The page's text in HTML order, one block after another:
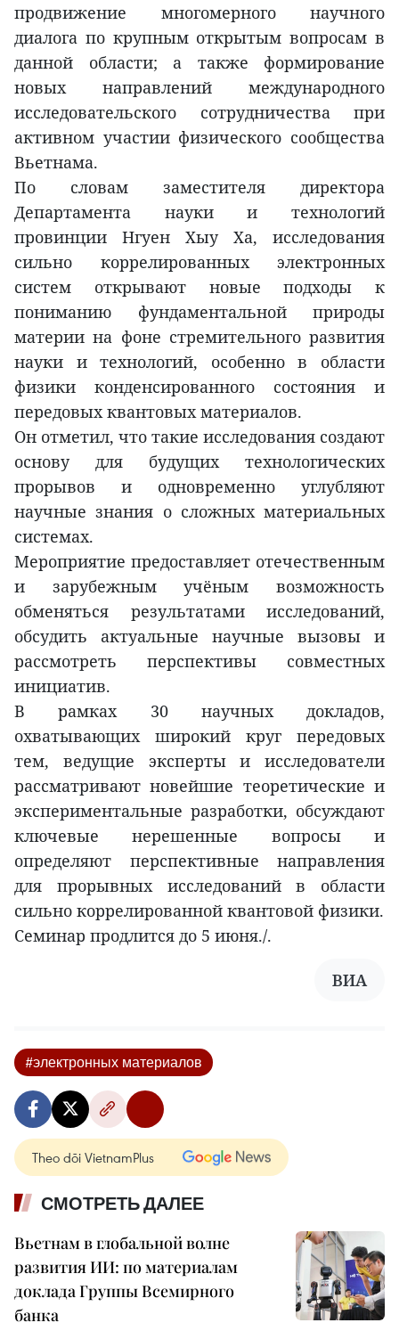
продвижение многомерного научного
диалога по крупным открытым вопросам в
данной области; а также формирование
новых направлений международного
исследовательского сотрудничества при
активном участии физического сообщества
Вьетнама.
По словам заместителя директора
Департамента науки и технологий
провинции Нгуен Хыу Ха, исследования
сильно коррелированных электронных
систем открывают новые подходы к
пониманию фундаментальной природы
материи на фоне стремительного развития
науки и технологий, особенно в области
физики конденсированного состояния и
передовых квантовых материалов.
Он отметил, что такие исследования создают
основу для будущих технологических
прорывов и одновременно углубляют
научные знания о сложных материальных
системах.
Мероприятие предоставляет отечественным
и зарубежным учёным возможность
обменяться результатами исследований,
обсудить актуальные научные вызовы и
рассмотреть перспективы совместных
инициатив.
В рамках 30 научных докладов,
охватывающих широкий круг передовых
тем, ведущие эксперты и исследователи
рассматривают новейшие теоретические и
экспериментальные разработки, обсуждают
ключевые нерешенные вопросы и
определяют перспективные направления
для прорывных исследований в области
сильно коррелированной квантовой физики.
Семинар продлится до 5 июня./.
ВИА
#электронных материалов
Theo dõi VietnamPlus
СМОТРЕТЬ ДАЛЕЕ
Вьетнам в глобальной волне
развития ИИ: по материалам
доклада Группы Всемирного
банка